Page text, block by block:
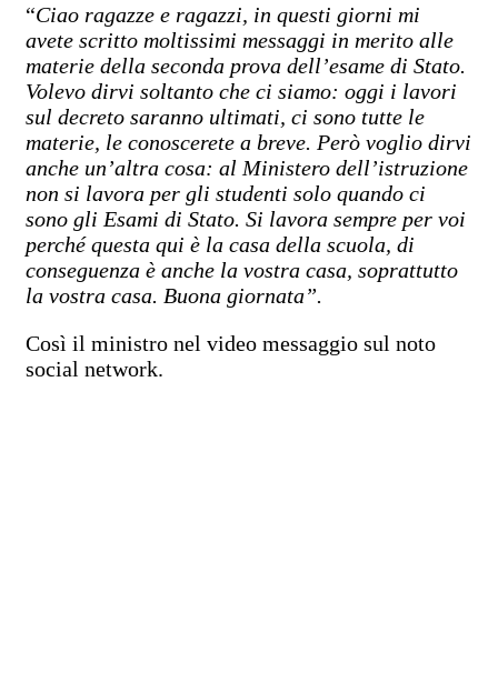
“Ciao ragazze e ragazzi, in questi giorni mi
avete scritto moltissimi messaggi in merito alle
materie della seconda prova dell’esame di Stato.
Volevo dirvi soltanto che ci siamo: oggi i lavori
sul decreto saranno ultimati, ci sono tutte le
materie, le conoscerete a breve. Però voglio dirvi
anche un’altra cosa: al Ministero dell’istruzione
non si lavora per gli studenti solo quando ci
sono gli Esami di Stato. Si lavora sempre per voi
perché questa qui è la casa della scuola, di
conseguenza è anche la vostra casa, soprattutto
la vostra casa. Buona giornata”.
Così il ministro nel video messaggio sul noto
social network.